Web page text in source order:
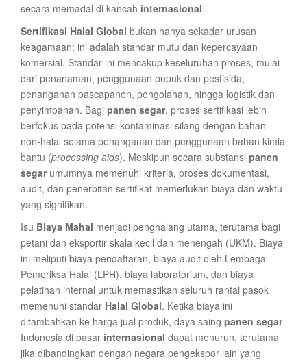
secara memadai di kancah internasional.
Sertifikasi Halal Global bukan hanya sekadar urusan
keagamaan; ini adalah standar mutu dan kepercayaan
komersial. Standar ini mencakup keseluruhan proses, mulai
dari penanaman, penggunaan pupuk dan pestisida,
penanganan pascapanen, pengolahan, hingga logistik dan
penyimpanan. Bagi panen segar, proses sertifikasi lebih
berfokus pada potensi kontaminasi silang dengan bahan
non-halal selama penanganan dan penggunaan bahan kimia
bantu (processing aids). Meskipun secara substansi panen
segarumumnya memenuhi kriteria, proses dokumentasi,
audit, dan penerbitan sertifikat memerlukan biaya dan waktu
yang signifikan.
Isu Biaya Mahal menjadi penghalang utama, terutama bagi
petani dan eksportir skala kecil dan menengah (UKM). Biaya
ini meliputi biaya pendaftaran, biaya audit oleh Lembaga
Pemeriksa Halal (LPH), biaya laboratorium, dan biaya
pelatihan internal untuk memastikan seluruh rantai pasok
memenuhi standar Halal Global. Ketika biaya ini
ditambahkan ke harga jual produk, daya saing panen segar
Indonesia di pasar internasional dapat menurun, terutama
jika dibandingkan dengan negara pengekspor lain yang